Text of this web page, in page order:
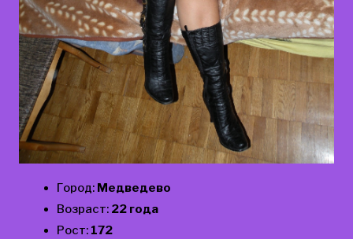
Город: Медведево
Возраст: 22 года
Рост: 172